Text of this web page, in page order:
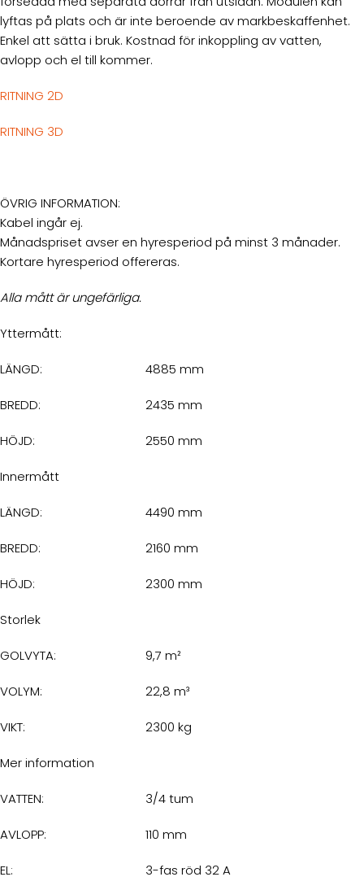
lyftas på plats och är inte beroende av markbeskaffenhet.
Enkel att sätta i bruk. Kostnad för inkoppling av vatten,
avlopp och el till kommer.
RITNING 2D
RITNING 3D
ÖVRIG INFORMATION:
Kabel ingår ej.
Månadspriset avser en hyresperiod på minst 3 månader.
Kortare hyresperiod offereras.
Alla mått är ungefärliga.
Yttermått:
LÄNGD: 4885 mm
BREDD: 2435 mm
HÖJD: 2550 mm
Innermått
LÄNGD: 4490 mm
BREDD: 2160 mm
HÖJD: 2300 mm
Storlek
GOLVYTA: 9,7 m²
VOLYM: 22,8 m³
VIKT: 2300 kg
Mer information
VATTEN: 3/4 tum
AVLOPP: 110 mm
EL: 3-fas röd 32 A